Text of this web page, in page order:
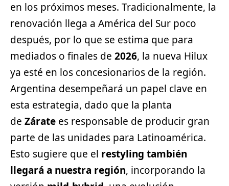
en los próximos meses. Tradicionalmente, la
renovación llega a América del Sur poco
después, por lo que se estima que para
mediados o finales de 2026, la nueva Hilux
ya esté en los concesionarios de la región.
Argentina desempeñará un papel clave en
esta estrategia, dado que la planta
de Zárate es responsable de producir gran
parte de las unidades para Latinoamérica.
Esto sugiere que el restyling también
llegará a nuestra región, incorporando la